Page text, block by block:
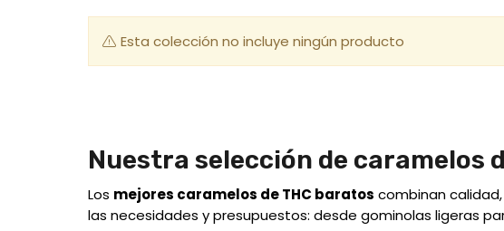
Esta colección no incluye ningún producto
Nuestra selección de caramelos
Los mejores caramelos de THC baratos combinan
las necesidades y presupuestos: desde gominolas ligeras